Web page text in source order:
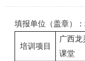
政府信息公开
网上办事
填报单位（盖章）
培训项目
广西龙
课堂